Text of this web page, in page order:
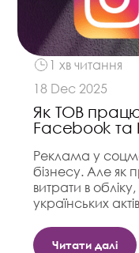
1 хв читання
18 Dec 2025
Як ТОВ
Facebook та
Реклама у
бізнесу. Але як
витрати в
українських
Читати далі